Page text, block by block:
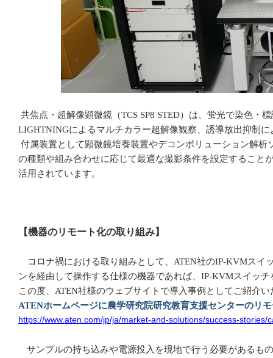
共焦点・超解像顕微鏡（TCS SP8 STED）は、蛍光で染色・
LIGHTNINGによるマルチカラー超解像観察、誘導放出抑制に
付属装置として顕微鏡培養装置やデコンボリューション解析
の種類や組み合わせに応じて最適な撮影条件を設定すること
活用されています。
【機器のリモート化の取り組み】
コロナ禍における取り組みとして、 ATEN社のIP-KVMスイ
ンを経由して操作する仕様の機器であれば、 IP-KVMスイッ
この度、 ATEN社様のウェブサイトで導入事例としてご紹介
ATENホームページに農学研究院研究教育支援センターのリ
https://www.aten.com/jp/ja/market-and-solutions/success-stories/
サンプルの持ち込みや電源投入を現地で行う必要があるも